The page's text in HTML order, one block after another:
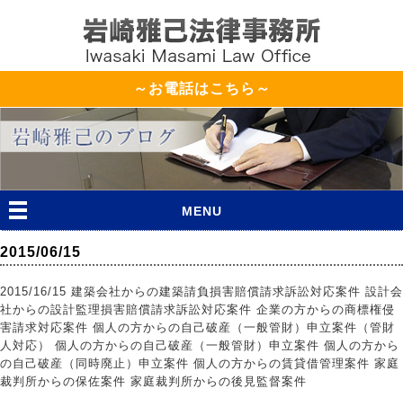
～お電話はこちら～
MENU
2015/06/15
2015/16/15 建築会社からの建築請負損害賠償請求訴訟対応案件 設計会
社からの設計監理損害賠償請求訴訟対応案件 企業の方からの商標権侵
害請求対応案件 個人の方からの自己破産（一般管財）申立案件（管財
人対応） 個人の方からの自己破産（一般管財）申立案件 個人の方から
の自己破産（同時廃止）申立案件 個人の方からの賃貸借管理案件 家庭
裁判所からの保佐案件 家庭裁判所からの後見監督案件